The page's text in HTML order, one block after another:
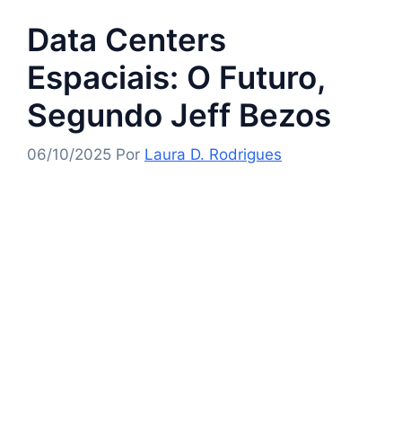
Data Centers
Espaciais: O Futuro,
Segundo Jeff Bezos
06/10/2025 Por Laura D. Rodrigues